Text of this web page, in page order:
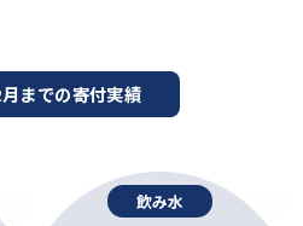
までの寄付実績
飲み水